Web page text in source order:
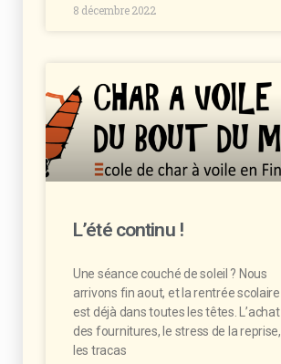
8 décembre 2022
L’été continu !
Une séance couché de soleil ? Nous
arrivons fin aout, et la rentrée scolaire
est déjà dans toutes les têtes. L’achat
des fournitures, le stress de la reprise,
les tracas